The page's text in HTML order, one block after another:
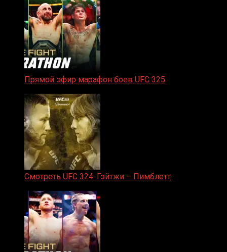
Прямой эфир марафон боев UFC 325
Смотреть UFC 324: Гэйтжи – Пимблетт